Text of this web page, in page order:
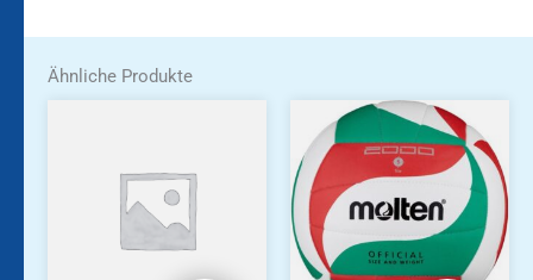
Ähnliche Produkte